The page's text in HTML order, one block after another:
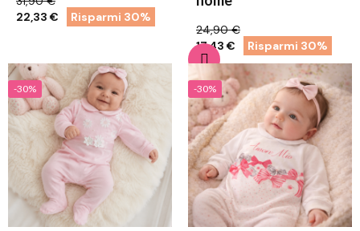
22,33 €
Risparmi 30%
24,90 €
17,43 €
Risparmi 30%
-30% -30%